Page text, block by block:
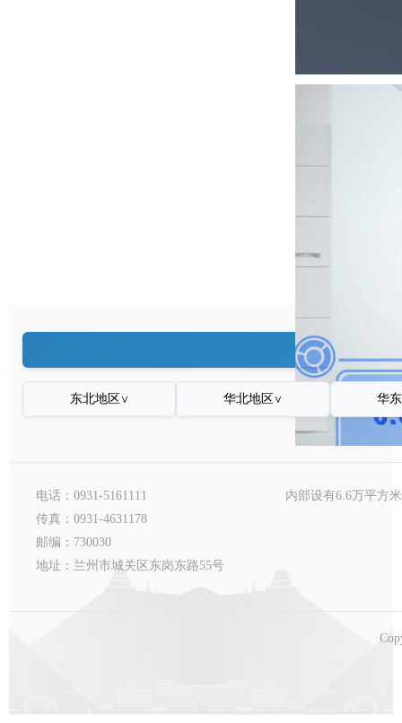
内部设有6.6万平方
东北地区∨ 华北地区∨ 华
电话：0931-5161111
传真：0931-4631178
邮编：730030
地址：兰州市城关区东岗东路55号